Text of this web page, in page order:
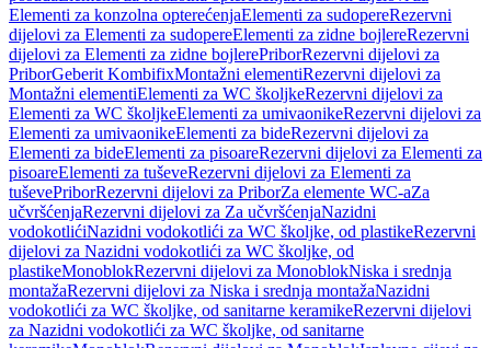
Elementi za konzolna opterećenjaElementi za sudopereRezervni
dijelovi za Elementi za sudopereElementi za zidne bojlereRezervni
dijelovi za Elementi za zidne bojlerePriborRezervni dijelovi za
PriborGeberit KombifixMontažni elementiRezervni dijelovi za
Montažni elementiElementi za WC školjkeRezervni dijelovi za
Elementi za WC školjkeElementi za umivaonikeRezervni dijelovi za
Elementi za umivaonikeElementi za bideRezervni dijelovi za
Elementi za bideElementi za pisoareRezervni dijelovi za Elementi za
pisoareElementi za tuševeRezervni dijelovi za Elementi za
tuševePriborRezervni dijelovi za PriborZa elemente WC-aZa
učvršćenjaRezervni dijelovi za Za učvršćenjaNazidni
vodokotlićiNazidni vodokotlići za WC školjke, od plastikeRezervni
dijelovi za Nazidni vodokotlići za WC školjke, od
plastikeMonoblokRezervni dijelovi za MonoblokNiska i srednja
montažaRezervni dijelovi za Niska i srednja montažaNazidni
vodokotlići za WC školjke, od sanitarne keramikeRezervni dijelovi
za Nazidni vodokotlići za WC školjke, od sanitarne